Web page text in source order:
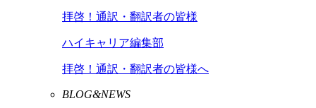
拝啓！通訳・翻訳者の皆様
ハイキャリア編集部
拝啓！通訳・翻訳者の皆様へ
BLOG&NEWS